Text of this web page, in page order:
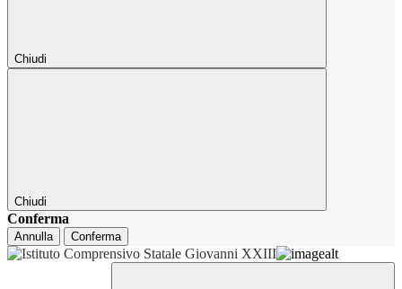
Chiudi
Chiudi
Conferma
Annulla Conferma